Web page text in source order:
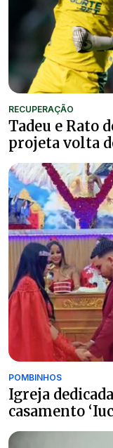
RECUPERAÇÃO
Tadeu e Rato
projeta volta
POMBINHOS
Igreja
casamento